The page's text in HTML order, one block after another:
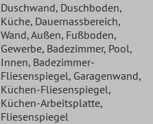
Duschwand, Duschboden,
Küche, Dauernassbereich,
Wand, Außen, Fußboden,
Gewerbe, Badezimmer, Pool,
Innen, Badezimmer-
Fliesenspiegel, Garagenwand,
Küchen-Fliesenspiegel,
Küchen-Arbeitsplatte,
Fliesenspiegel